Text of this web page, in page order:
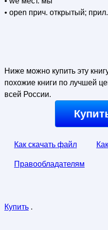
• open прич. открытый;
Ниже можно купить эту
похожие книги по лучшей
всей России.
Как скачать файл
Правообладателям
Купить.